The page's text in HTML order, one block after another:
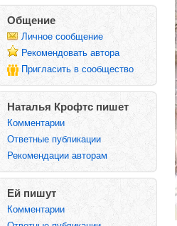
Общение
Личное сообщение
Рекомендовать автора
Пригласить в сообщество
Наталья Крофтс пишет
Комментарии
Ответные публикации
Рекомендации авторам
Ей пишут
Комментарии